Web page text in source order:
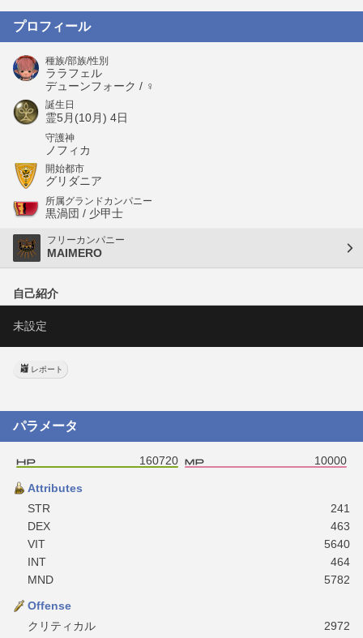
プロフィール
種族/部族/性別
ララフェル
デューンフォーク / ♀
誕生日
霊5月(10月) 4日
守護神
ノフィカ
開始都市
グリダニア
所属グランドカンパニー
黒渦団 / 少甲士
フリーカンパニー
MAIMERO
自己紹介
未設定
レポート
パラメータ
160720 10000
Attributes
STR
241
DEX
463
VIT
5640
INT
464
MND
5782
Offense
クリティカル
2972